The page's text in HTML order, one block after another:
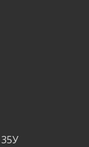
35У